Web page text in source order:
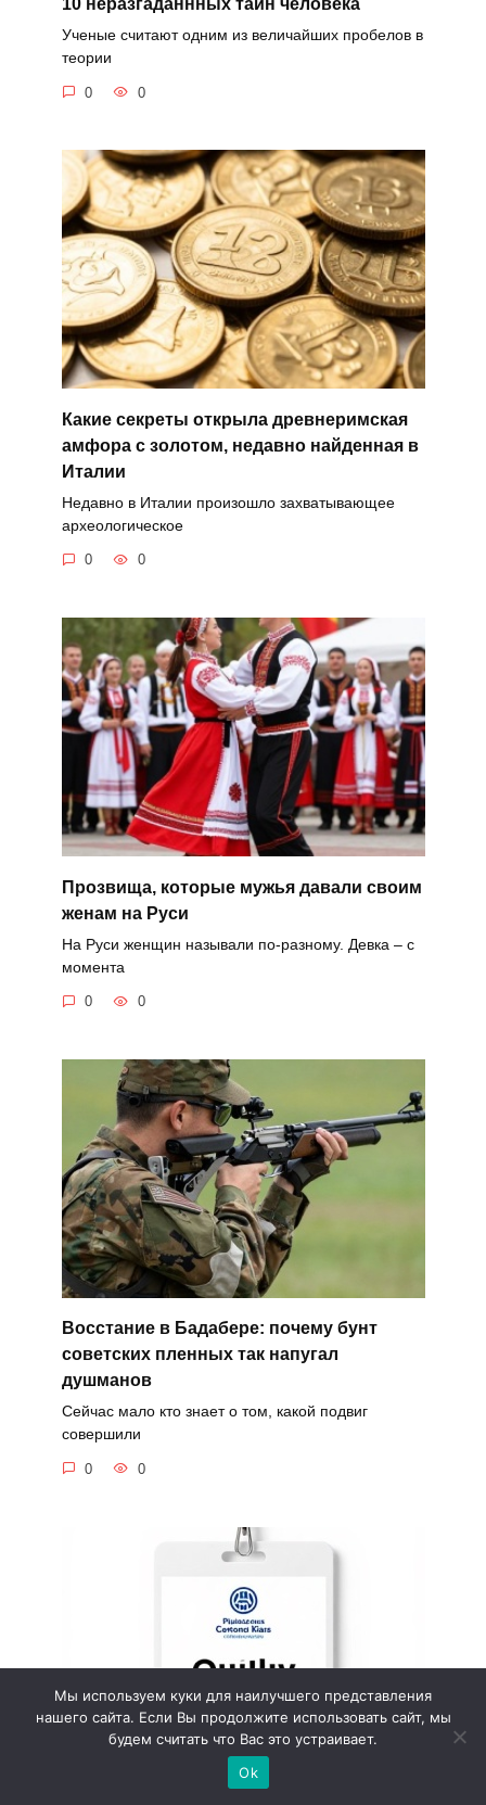
Ученые считают одним из величайших пробелов в
теории
0 0
Какие секреты открыла древнеримская
амфора с золотом, недавно найденная в
Италии
Недавно в Италии произошло захватывающее
археологическое
0 0
Прозвища, которые мужья давали своим
женам на Руси
На Руси женщин называли по-разному. Девка – с
момента
0 0
Восстание в Бадабере: почему бунт
советских пленных так напугал
душманов
Сейчас мало кто знает о том, какой подвиг
совершили
0 0
Мы используем куки для наилучшего представления
нашего сайта. Если Вы продолжите использовать сайт, мы
будем считать что Вас это устраивает.
Ok